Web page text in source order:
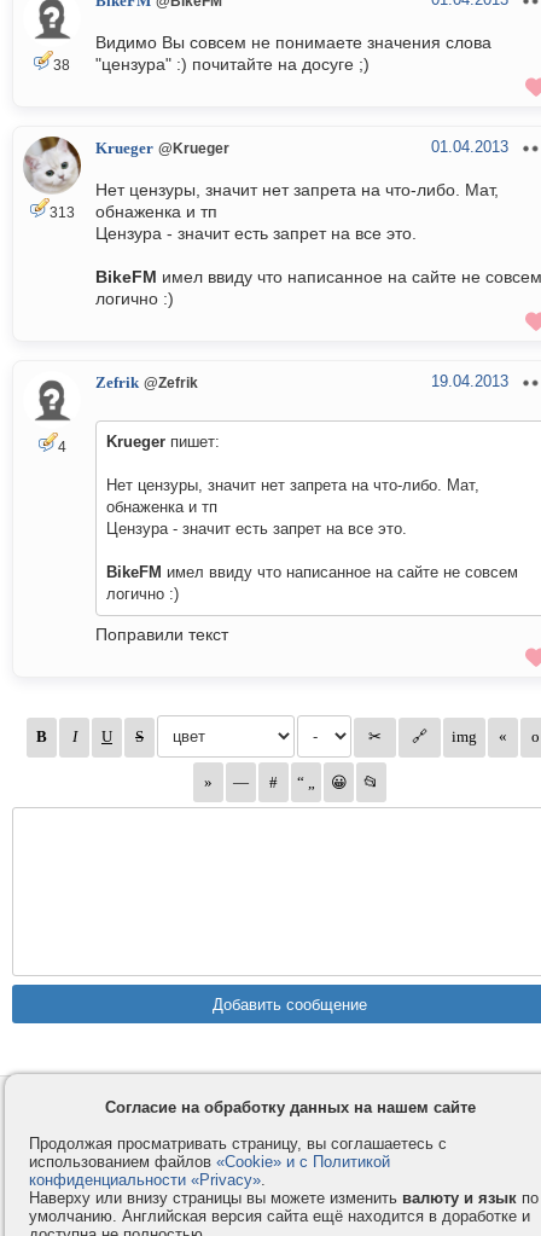
38
Видимо Вы совсем не понимаете значения слова
"цензура" :) почитайте на досуге ;)
313
Krueger @Krueger 01.04.2013
Нет цензуры, значит нет запрета на что-либо. Мат,
обнаженка и тп
Цензура - значит есть запрет на все это.
BikeFM имел ввиду что написанное на сайте не совсем
логично :)
4
Zefrik @Zefrik 19.04.2013
Krueger пишет:
Нет цензуры, значит нет запрета на что-либо. Мат,
обнаженка и тп
Цензура - значит есть запрет на все это.
BikeFM имел ввиду что написанное на сайте не совсем
логично :)
Поправили текст
Контакты
Privacy и Cookie
Услуги
Как оплатить
Помощь
Форумы
© 2008-2026VMESTE.EU- Все права защищены.
Согласие на обработку данных на нашем сайте
Продолжая просматривать страницу, вы соглашаетесь с
использованием файлов «Cookie» и с Политикой
конфиденциальности «Privacy».
Наверху или внизу страницы вы можете изменить валюту и язык по
умолчанию. Английская версия сайта ещё находится в доработке и